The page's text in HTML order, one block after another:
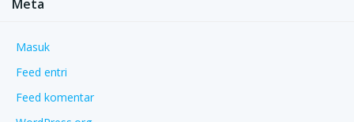
Meta
Masuk
Feed entri
Feed komentar